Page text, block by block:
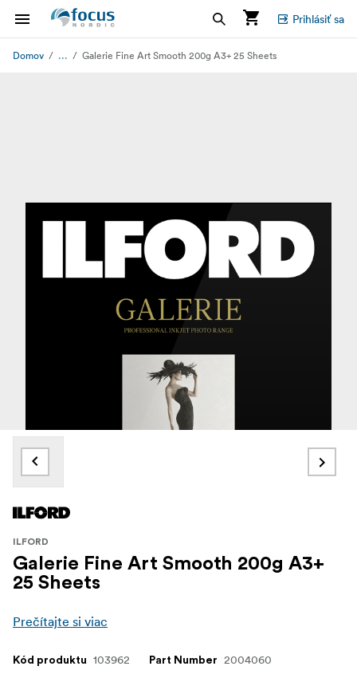
Prihlásiť sa
Domov ... Galerie Fine Art Smooth 200g A3+ 25 Sheets
ILFORD
Galerie Fine Art Smooth 200g A3+
25 Sheets
Prečítajte si viac
Kód produktu 103962 Part Number 2004060